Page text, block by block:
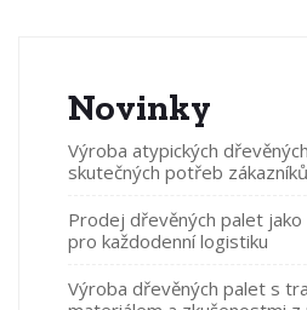
Novinky
Výroba atypických
skutečných potřeb zákazníků
Prodej dřevěných palet
pro každodenní logistiku
Výroba dřevěných palet s